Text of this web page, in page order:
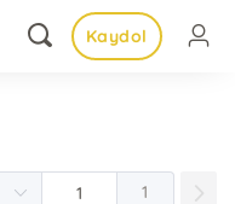
Kaydol
1